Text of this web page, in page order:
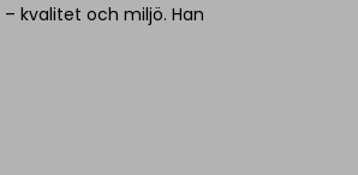
kvalitet och miljö. Han